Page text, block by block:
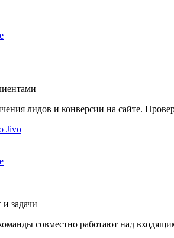
лидов и конверсии на сайте.
Jivo
задачи
совместно работают над